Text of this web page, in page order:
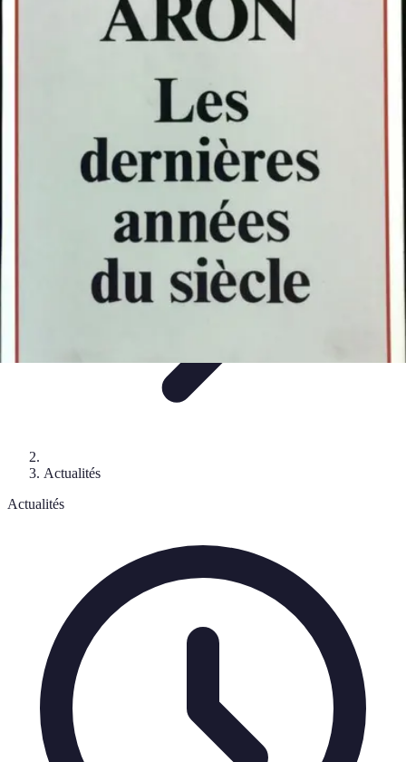
Résultats et analyses Transferts et
Actualités
Actualités